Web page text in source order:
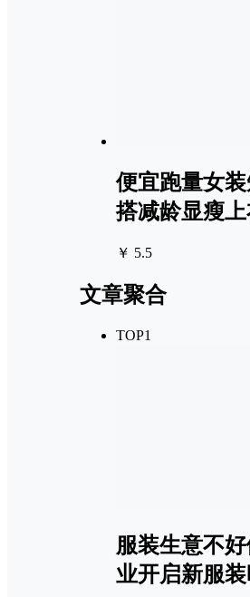
便宜跑量女
搭减龄显瘦
￥ 5.5
文章聚合
TOP1
服装生意不好
业开启新服